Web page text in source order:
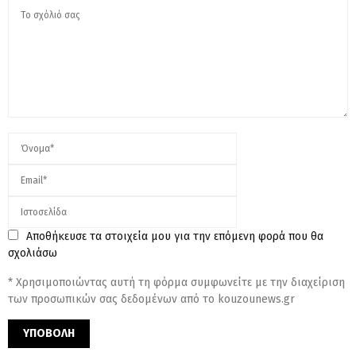
Αποθήκευσε τα στοιχεία μου για την επόμενη φορά που θα
σχολιάσω
* Χρησιμοποιώντας αυτή τη φόρμα συμφωνείτε με την διαχείριση
των προσωπικών σας δεδομένων από το kouzounews.gr